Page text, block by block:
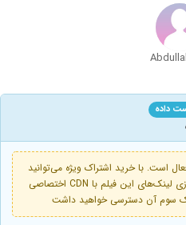
است. با خرید اشتراک ویژه می‌توانید
هر 2 ساعت یک‌بار درخواست همگام‌سازی لینک‌های این فیلم با CDN اختصاصی
سوم آن دسترسی خواهید داشت